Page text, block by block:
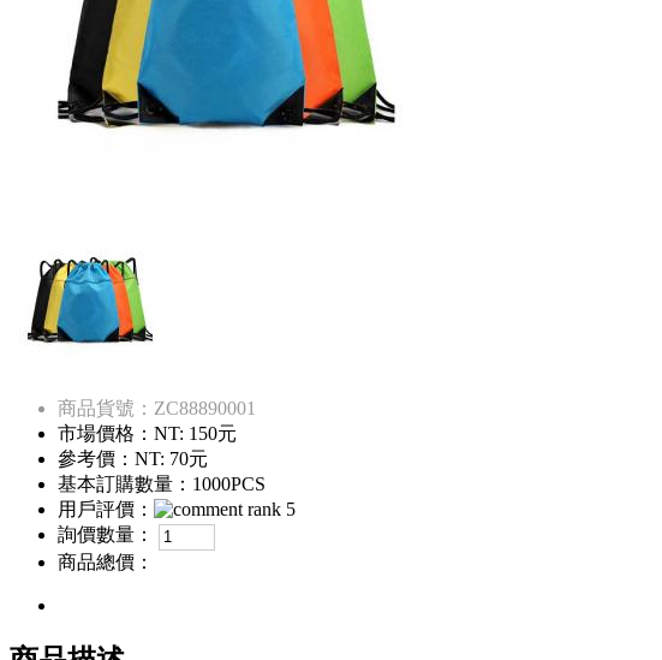
商品貨號：ZC88890001
市場價格： NT: 150元
參考價： NT: 70元
基本訂購數量：1000PCS
用戶評價：
詢價數量：
商品總價：